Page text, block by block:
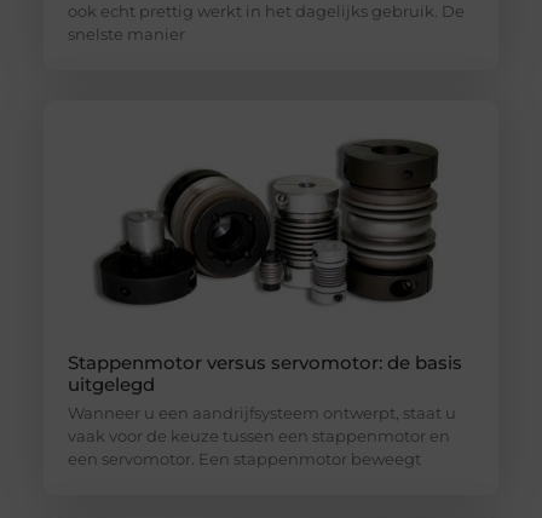
ook echt prettig werkt in het dagelijks gebruik. De
snelste manier
Stappenmotor versus servomotor: de basis
uitgelegd
Wanneer u een aandrijfsysteem ontwerpt, staat u
vaak voor de keuze tussen een stappenmotor en
een servomotor. Een stappenmotor beweegt